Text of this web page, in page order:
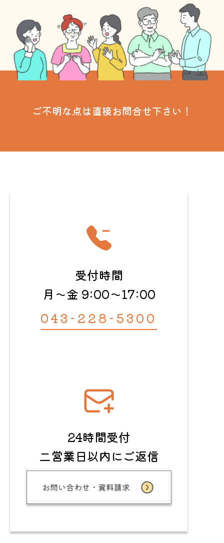
ご不明な点は直接お問合せ下さい！
受付時間
月〜金 9:00〜17:00
043-228-5300
24時間受付
二営業日以内にご返信
お問い合わせ・資料請求